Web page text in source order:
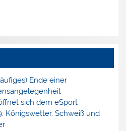
Ende einer
sich dem eSport
Königswetter, Schweiß und